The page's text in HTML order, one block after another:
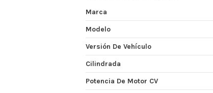
Marca
Modelo
Versión De Vehículo
Cilindrada
Potencia De Motor CV